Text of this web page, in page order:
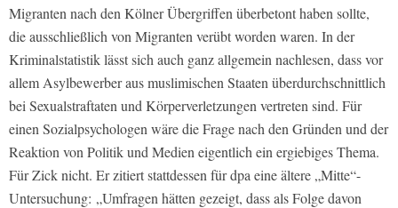
Migranten nach den Kölner Übergriffen überbetont haben sollte,
die ausschließlich von Migranten verübt worden waren. In der
Kriminalstatistik lässt sich auch ganz allgemein nachlesen, dass vor
allem Asylbewerber aus muslimischen Staaten überdurchschnittlich
bei Sexualstraftaten und Körperverletzungen vertreten sind. Für
einen Sozialpsychologen wäre die Frage nach den Gründen und der
Reaktion von Politik und Medien eigentlich ein ergiebiges Thema.
Für Zick nicht. Er zitiert stattdessen für dpa eine ältere „Mitte“-
Untersuchung: „Umfragen hätten gezeigt, dass als Folge davon